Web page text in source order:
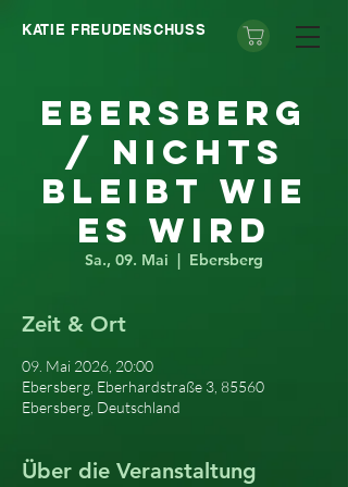
KATIE FREUDENSCHUSS
Ebersberg
/ Nichts
bleibt wie
es wird
Sa., 09. Mai
  |
Ebersberg
Zeit & Ort
09. Mai 2026, 20:00
Ebersberg, Eberhardstraße 3, 85560
Ebersberg, Deutschland
Über die Veranstaltung